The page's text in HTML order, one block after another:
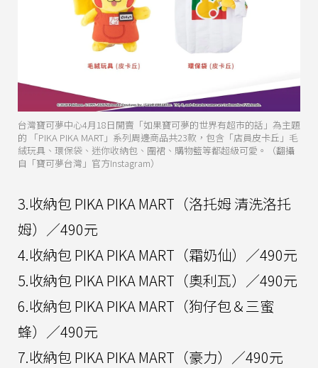
台灣寶可夢中心4月18日開賣「如果寶可夢的世界有超市的話」為主題
的 「PIKA PIKA MART」系列周邊商品共23款，包含「店員皮卡丘」毛
絨玩具、環保袋、迷你收納包、圍裙、購物籃等都超級可愛。（翻攝
自「寶可夢台灣」官方Instagram）
3.收納包 PIKA PIKA MART（洛托姆 清洗洛托
姆）／490元
4.收納包 PIKA PIKA MART（霜奶仙）／490元
5.收納包 PIKA PIKA MART（奧利瓦）／490元
6.收納包 PIKA PIKA MART（狗仔包＆三蜜
蜂）／490元
7.收納包 PIKA PIKA MART（豪力）／490元